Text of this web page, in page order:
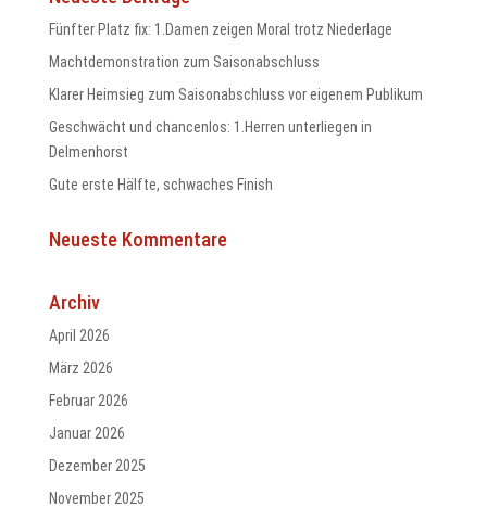
Fünfter Platz fix: 1.Damen zeigen Moral trotz Niederlage
Machtdemonstration zum Saisonabschluss
Klarer Heimsieg zum Saisonabschluss vor eigenem Publikum
Geschwächt und chancenlos: 1.Herren unterliegen in
Delmenhorst
Gute erste Hälfte, schwaches Finish
Neueste Kommentare
Archiv
April 2026
März 2026
Februar 2026
Januar 2026
Dezember 2025
November 2025